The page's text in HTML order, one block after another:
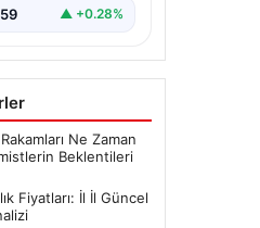
▲ +0.28%
Ne Zaman
Beklentileri
Fiyatları: İl İl Güncel